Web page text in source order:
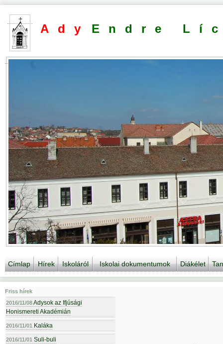
Ady Endre
Címlap Hírek Iskoláról Iskolai dokumentumok Diákélet
Friss hírek
2016/11/08Adysok az Ifjúsági
Honismereti Akadémián
2016/11/01 Kaláka
2016/11/01 Suli-buli